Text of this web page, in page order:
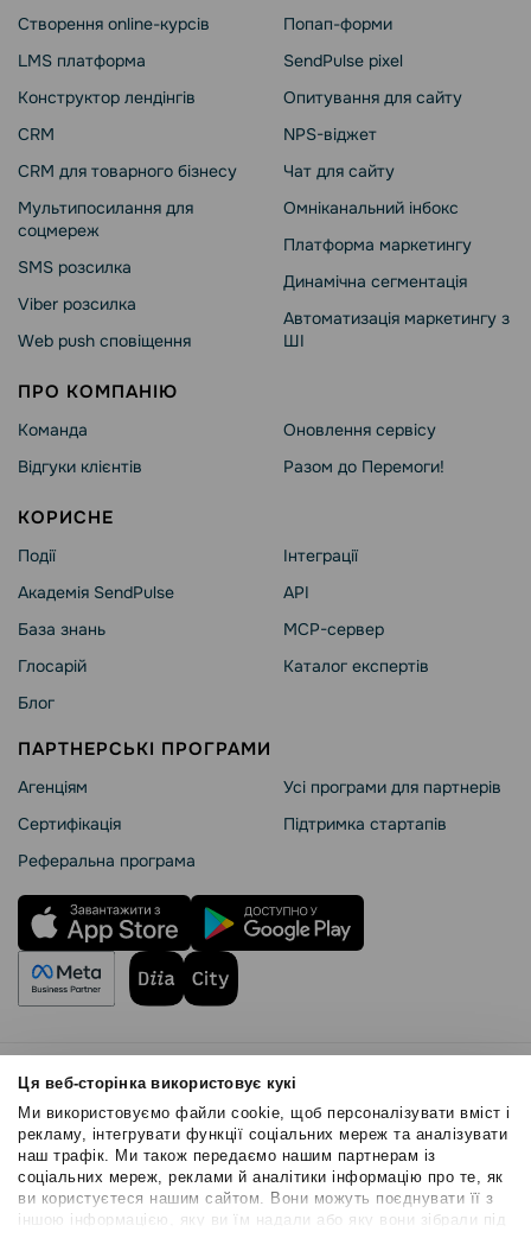
Ця веб-сторінка використовує кукі
Ми використовуємо файли cookie, щоб персоналізувати вміст і
рекламу, інтегрувати функції соціальних мереж та аналізувати
наш трафік. Ми також передаємо нашим партнерам із
соціальних мереж, реклами й аналітики інформацію про те, як
ви користуєтеся нашим сайтом. Вони можуть поєднувати її з
іншою інформацією, яку ви їм надали або яку вони зібрали під
Створення online-курсів
LMS платформа
Конструктор лендінгів
CRM
CRM для товарного бізнесу
Мультипосилання для
соцмереж
SMS розсилка
Viber розсилка
Web push сповіщення
Попап-форми
SendPulse pixel
Опитування для сайту
NPS-віджет
Чат для сайту
Омніканальний інбокс
Платформа маркетингу
Динамічна сегментація
Автоматизація маркетингу з
ШІ
ПРО КОМПАНІЮ
Команда
Відгуки клієнтів
Оновлення сервісу
Разом до Перемоги!
КОРИСНЕ
Події
Академія SendPulse
База знань
Глосарій
Блог
Інтеграції
API
MCP-сервер
Каталог експертів
ПАРТНЕРСЬКІ ПРОГРАМИ
Агенціям
Сертифікація
Реферальна програма
Усі програми для партнерів
Підтримка стартапів
Правила користування
Політика Cookies
Безпека SendPulse
Політика конфіденційності
© 2015 - 2026. ТОВ «СендПульс». Всі права захищені